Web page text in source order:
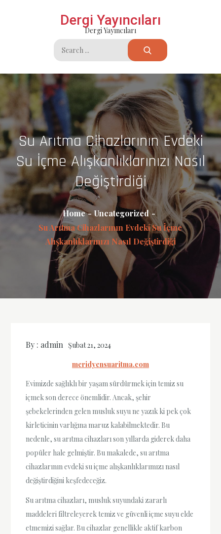
Dergi Yayıncıları
Dergi Yayıncıları
Search
for:
Su Arıtma Cihazlarının Evdeki
Su İçme Alışkanlıklarınızı Nasıl
Değiştirdiği
Home
Uncategorized
Su Arıtma Cihazlarının Evdeki Su İçme
Alışkanlıklarınızı Nasıl Değiştirdiği
By : admin Şubat 21, 2024
meridyensuaritma.com
Evimizde sağlıklı bir yaşam sürdürmek için temiz su
içmek son derece önemlidir. Ancak, şehir
şebekelerinden gelen musluk suyu ne yazık ki pek çok
kirleticinin varlığına maruz kalabilmektedir. Bu
nedenle, su arıtma cihazları son yıllarda giderek daha
popüler hale gelmiştir. Bu makalede, su arıtma
cihazlarının evdeki su içme alışkanlıklarımızı nasıl
değiştirdiğini keşfedeceğiz.
Su arıtma cihazları, musluk suyundaki zararlı
maddeleri filtreleyerek temiz ve güvenli içme suyu elde
etmemizi sağlar. Bu cihazlar genellikle aktif karbon